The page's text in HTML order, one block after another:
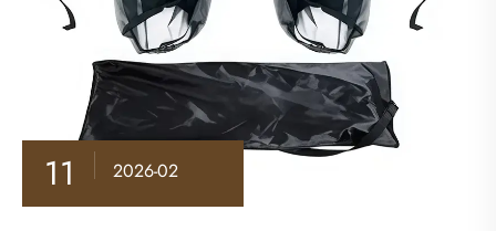
11 2026-02